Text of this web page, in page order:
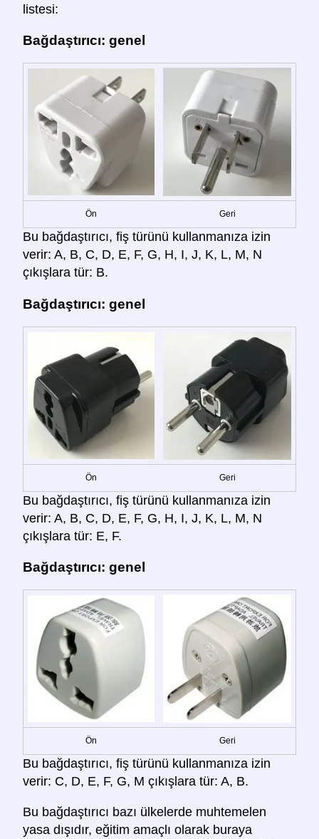
listesi:
Bağdaştırıcı: genel
Ön Geri
Bu bağdaştırıcı, fiş türünü kullanmanıza izin
verir: A, B, C, D, E, F, G, H, I, J, K, L, M, N
çıkışlara tür: B.
Bağdaştırıcı: genel
Ön Geri
Bu bağdaştırıcı, fiş türünü kullanmanıza izin
verir: A, B, C, D, E, F, G, H, I, J, K, L, M, N
çıkışlara tür: E, F.
Bağdaştırıcı: genel
Ön Geri
Bu bağdaştırıcı, fiş türünü kullanmanıza izin
verir: C, D, E, F, G, M çıkışlara tür: A, B.
Bu bağdaştırıcı bazı ülkelerde muhtemelen
yasa dışıdır, eğitim amaçlı olarak buraya